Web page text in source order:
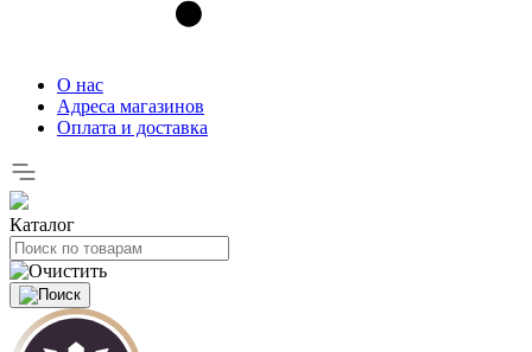
О нас
Адреса магазинов
Оплата и доставка
Каталог